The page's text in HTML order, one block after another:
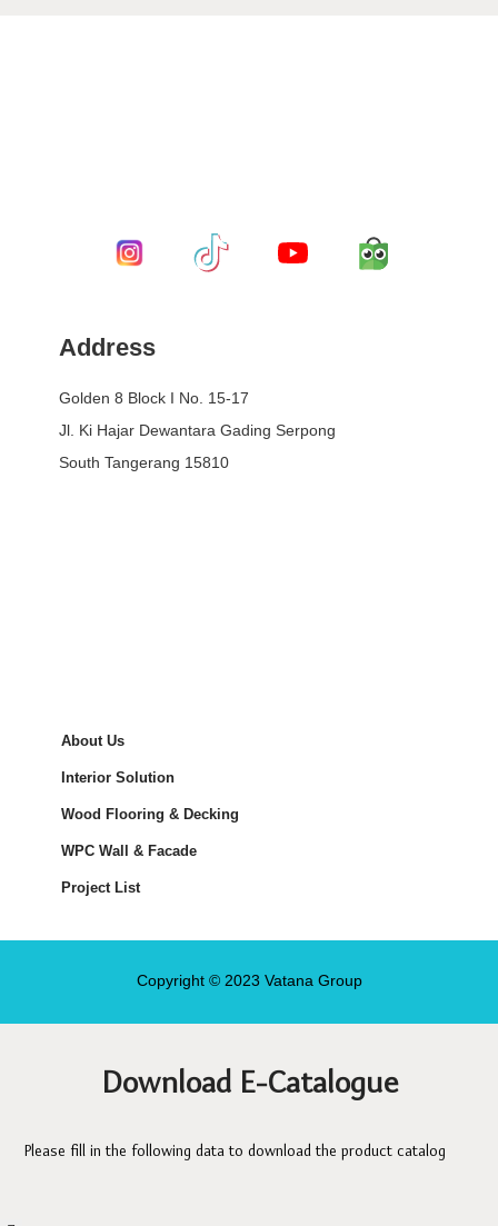
Address
Golden 8 Block I No. 15-17
Jl. Ki Hajar Dewantara Gading Serpong
South Tangerang 15810
About Us
Interior Solution
Wood Flooring & Decking
WPC Wall & Facade
Project List
Copyright © 2023 Vatana Group
Download E-Catalogue
Please fill in the following data to download the product catalog